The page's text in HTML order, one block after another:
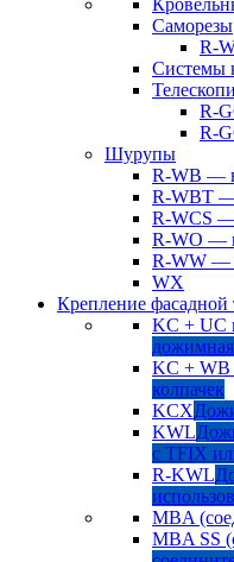
Саморезы
R-
Системы
R-
R-
Шурупы
R-WB —
R-WBT —
R-WCS —
R-WO —
R-WW —
WX
Крепление фасадной
KC + UC
KC + WB
колпачек
KCX
KWL
с TFIX
R-KWL
MBA
MBA SS